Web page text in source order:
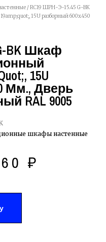
/ RC19 ШРН-Э-15.45 G-BK
15U разборный 600х450
BK Шкаф
15U
Мм., Дверь
RAL 9005
шкафы настенные
₽